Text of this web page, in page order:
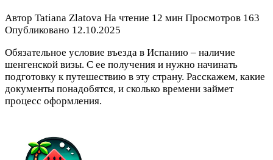
Автор Tatiana Zlatova На чтение 12 мин Просмотров 163
Опубликовано 12.10.2025
Обязательное условие въезда в Испанию – наличие
шенгенской визы. С ее получения и нужно начинать
подготовку к путешествию в эту страну. Расскажем, какие
документы понадобятся, и сколько времени займет
процесс оформления.